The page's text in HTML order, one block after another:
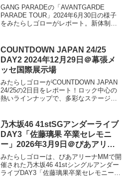
日 @神奈川 Bay Hall
GANG PARADEの「AVANTGARDE
PARADE TOUR」2024年6月30日の様子
をみたらしゴローがレポート。新体制初
させるライブの模様をお伝えします。
COUNTDOWN JAPAN 24/25
DAY2 2024年12月29日＠幕張メ
ッセ国際展示場
みたらしゴローがCOUNTDOWN JAPAN
24/25の2日目をレポート！ロック中心の
熱いラインナップで、多彩なステージが
返しへ、後半への期待が膨らませ振り返
ります！
乃木坂46 41stSGアンダーライブ
DAY3「佐藤璃果 卒業セレモニ
ー」2026年3月9日＠ぴあアリー
ナMM
みたらしゴローは、ぴあアリーナMMで開
催された乃木坂46 41stシングルアンダー
ライブDAY3「佐藤璃果卒業セレモニー」